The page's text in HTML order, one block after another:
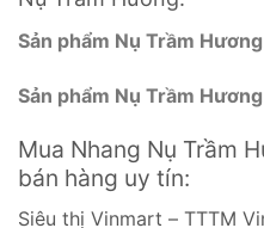
Sản phẩm Nhang Trầm
MANGALA:
Nụ Trầm Hương:
Sản phẩm Nụ Trầm
Sản phẩm Nụ Trầm